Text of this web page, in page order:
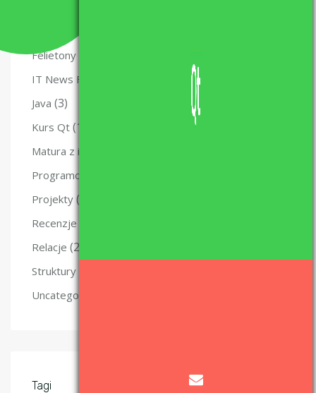
Felietony
IT News Flash
Java (3)
Kurs Qt (10)
Matura z informatyki – nauka i materiały.
Programowanie
Projekty (5)
Recenzje
Relacje (2)
Struktury danych
Uncategorized
Tagi